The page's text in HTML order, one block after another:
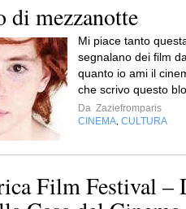
di mezzanotte
Mi piace tanto
segnalano dei film
quanto io ami il
che scrivo questo
Da Zaziefromparis
CINEMA CULTURA
Film Festival –